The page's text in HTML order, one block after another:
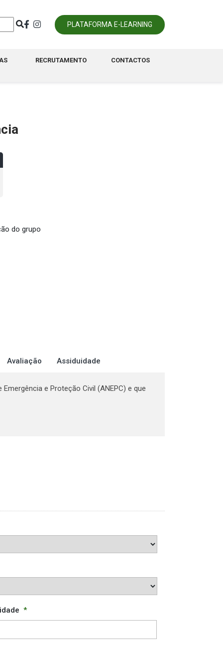
PLATAFORMA E-LEARNING
RECRUTAMENTO CONTACTOS
do grupo
Avaliação Assiduidade
e Proteção Civil (ANEPC) e que
*